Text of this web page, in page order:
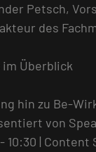
Petsch,
des
Überblick
hin zu Be-
von
10:30 | Content